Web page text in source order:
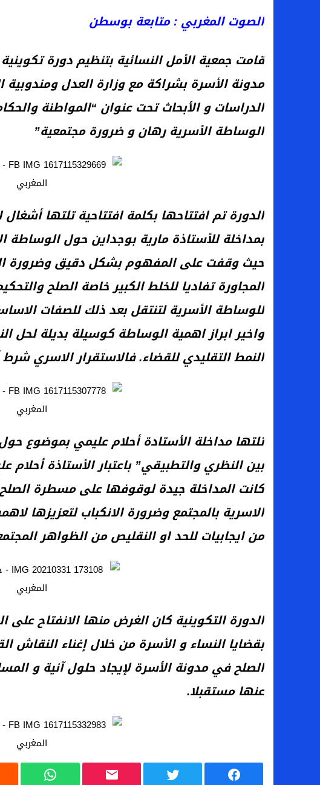
تحرش وابتزاز يطال موظفة في وزارة المالية بالدار
الاتحاد المغربي لجمعيات الاوراش ينتخب مكتبه التنفيذي
محل تجاري عربي إسلامي ببوسطن يستحق التشجيع
المغرب… إقصاء مراسل صحفي بأزيلال من مهرجان فنون
الصوت المغربي : متابعة بوسطن
قامت جمعية الأمل النسائية بتنظيم دورة
مدونة الأسرة بشراكة مع وزارة العدل
الدراسات و الأبحاث تحت عنوان “المواطنة
الوساطة الأسرية رهان و ضرورة مجتمعية”
الدورة تم افتتاحها بكلمة افتتاحية تلتها أشغال
بمداخلة للأستاذة مارية بوجداين حول الوساطة
حيث وقفت على المفهوم بشكل دقيق وضرورة
المجاورة تفاديا للخلط الكبير خاصة الصلح
للوساطة الأسرية لتنتقل بعد ذلك للصفات
واخير ابراز اهمية الوساطة كوسيلة بديلة لحل
النمط التقليدي للقضاء. فالاستقرار الاسري
تلتها مداخلة الأستادة أحلام عليمي بموضوع
بين النظري والتطبيقي” باعتبار الأستاذة
كانت المداخلة جيدة لوقوفها على مسطرة الصلح
الاسرية بالمجتمع وضرورة الانكباب لتعزيزها
من ايجابيات للحد او النقليص من الظواهر
الدورة التكوينية كان الغرض منها الانفتاح
بقضايا النساء و الأسرة من خلال إغناء
الصلح في مدونة الأسرة لإيجاد حلول آنية و
عنها مستقبلا.